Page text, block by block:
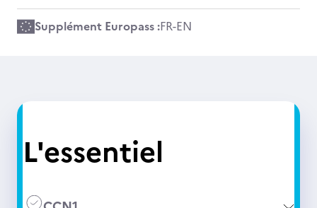
Supplément Europass :FR-EN
L'essentiel